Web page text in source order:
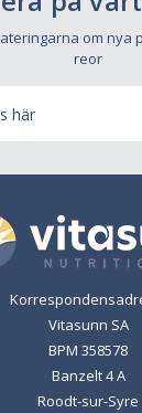
om nya
reor
Vitasunn SA
BPM 358578
Banzelt 4 A
Roodt-sur-Syre